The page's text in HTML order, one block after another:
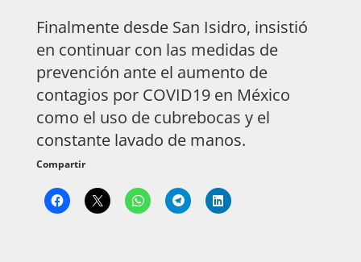
Finalmente desde San Isidro, insistió
en continuar con las medidas de
prevención ante el aumento de
contagios por COVID19 en México
como el uso de cubrebocas y el
constante lavado de manos.
Compartir